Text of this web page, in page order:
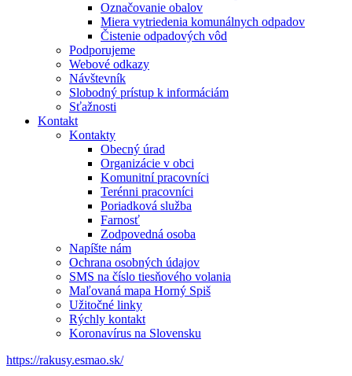
Označovanie obalov
Miera vytriedenia komunálnych odpadov
Čistenie odpadových vôd
Podporujeme
Webové odkazy
Návštevník
Slobodný prístup k informáciám
Sťažnosti
Kontakt
Kontakty
Obecný úrad
Organizácie v obci
Komunitní pracovníci
Terénni pracovníci
Poriadková služba
Farnosť
Zodpovedná osoba
Napíšte nám
Ochrana osobných údajov
SMS na číslo tiesňového volania
Maľovaná mapa Horný Spiš
Užitočné linky
Rýchly kontakt
Koronavírus na Slovensku
https://rakusy.esmao.sk/